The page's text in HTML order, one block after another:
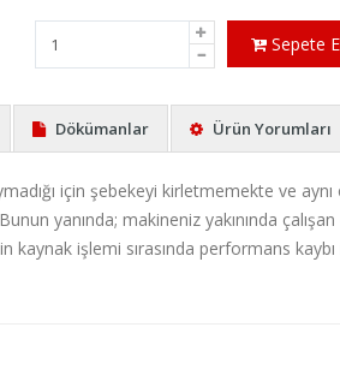
Sepete
Dökümanlar Ürün Yorumları
için şebekeyi kirletmemekte ve
yanında; makineniz yakınında
işlemi sırasında performans kaybı